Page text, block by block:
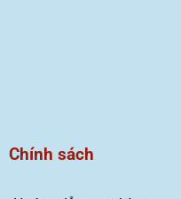
Chính sách